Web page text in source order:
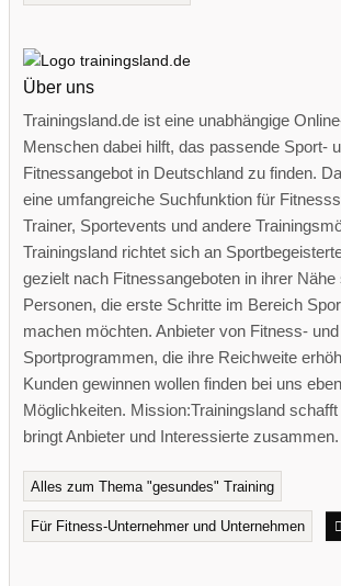
Über uns
Trainingsland.de ist eine unabhängige
Menschen dabei hilft, das passende Sport-
Fitnessangebot in Deutschland zu finden.
eine umfangreiche Suchfunktion für
Trainer, Sportevents und andere
Trainingsland richtet sich an
gezielt nach Fitnessangeboten in ihrer
Personen, die erste Schritte im Bereich
machen möchten. Anbieter von Fitness- und
Sportprogrammen, die ihre Reichweite
Kunden gewinnen wollen finden bei uns
Möglichkeiten. Mission:Trainingsland
bringt Anbieter und Interessierte zusammen.
Alles zum Thema "gesundes" Training
Für Fitness-Unternehmer und Unternehmen